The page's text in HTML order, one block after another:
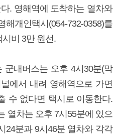
. 영해역에 도착하는 열차와
해개인택시(054-732-0358)를
비 3만 원선.
내버스는 오후 4시30분(막
에서 내려 영해역으로 가면
수 없다면 택시로 이동한다.
열차는 오후 7시55분에 있으
24분과 9시46분 열차와 각각